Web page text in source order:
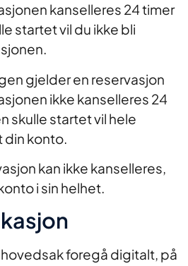
kanselleres 24 timer
startet vil du ikke bli
gjelder en reservasjon
ikke kanselleres 24
skulle startet vil hele
konto.
kan ikke kanselleres,
i sin helhet.
hovedsak foregå digitalt, på